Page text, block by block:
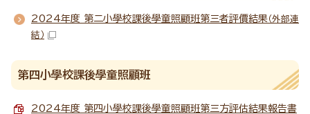
2024年度 第二小學校課後學童照顧班第三者評價結果（外部連
結）
第四小學校課後學童照顧班
2024年度 第四小學校課後學童照顧班第三方評估結果報告書